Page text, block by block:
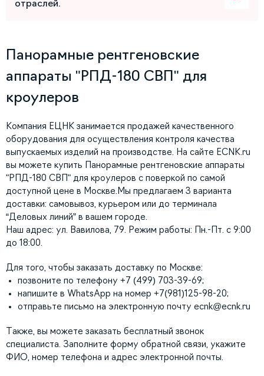
отраслей.
Панорамные рентгеновские
аппараты "РПД-180 СВП" для
кроулеров
Компания ЕЦНК занимается продажей качественного
оборудования для осуществления контроля качества
выпускаемых изделий на производстве. На сайте ECNK.ru
вы можете купить Панорамные рентгеновские аппараты
"РПД-180 СВП" для кроулеров с поверкой по самой
доступной цене в Москве.Мы предлагаем 3 варианта
доставки: самовывоз, курьером или до терминала
“Деловых линий” в вашем городе.
Наш адрес: ул. Вавилова, 79. Режим работы: Пн.-Пт. с 9:00
до 18:00.
Для того, чтобы заказать доставку по Москве:
позвоните по телефону +7 (499) 703-39-69;
напишите в WhatsApp на номер +7(981)125-98-20;
отправьте письмо на электронную почту ecnk@ecnk.ru
Также, вы можете заказать бесплатный звонок
специалиста. Заполните форму обратной связи, укажите
ФИО, номер телефона и адрес электронной почты.